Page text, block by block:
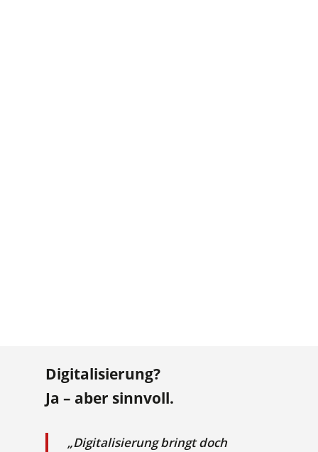
Digitalisierung?
Ja – aber sinnvoll.
„Digitalisierung bringt doch